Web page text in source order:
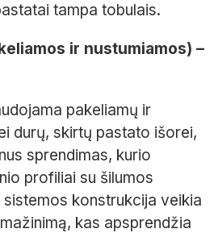
tampa tobulais.
ir nustumiamos) –
pakeliamų ir
durų, skirtų pastato išorei,
sprendimas, kurio
profiliai su šilumos
sistemos konstrukcija veikia
kas apsprendžia